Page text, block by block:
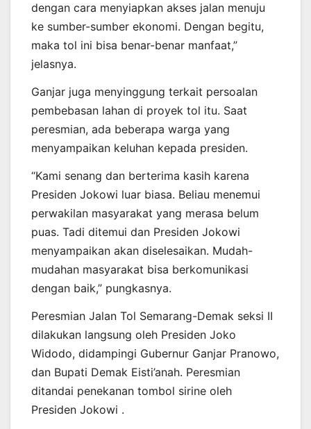
dengan cara menyiapkan akses jalan menuju
ke sumber-sumber ekonomi. Dengan begitu,
maka tol ini bisa benar-benar manfaat,”
jelasnya.
Ganjar juga menyinggung terkait persoalan
pembebasan lahan di proyek tol itu. Saat
peresmian, ada beberapa warga yang
menyampaikan keluhan kepada presiden.
“Kami senang dan berterima kasih karena
Presiden Jokowi luar biasa. Beliau menemui
perwakilan masyarakat yang merasa belum
puas. Tadi ditemui dan Presiden Jokowi
menyampaikan akan diselesaikan. Mudah-
mudahan masyarakat bisa berkomunikasi
dengan baik,” pungkasnya.
Peresmian Jalan Tol Semarang-Demak seksi II
dilakukan langsung oleh Presiden Joko
Widodo, didampingi Gubernur Ganjar Pranowo,
dan Bupati Demak Eisti’anah. Peresmian
ditandai penekanan tombol sirine oleh
Presiden Jokowi .